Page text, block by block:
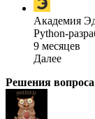
Академия
Python-
9 месяцев
Далее
Решения вопроса